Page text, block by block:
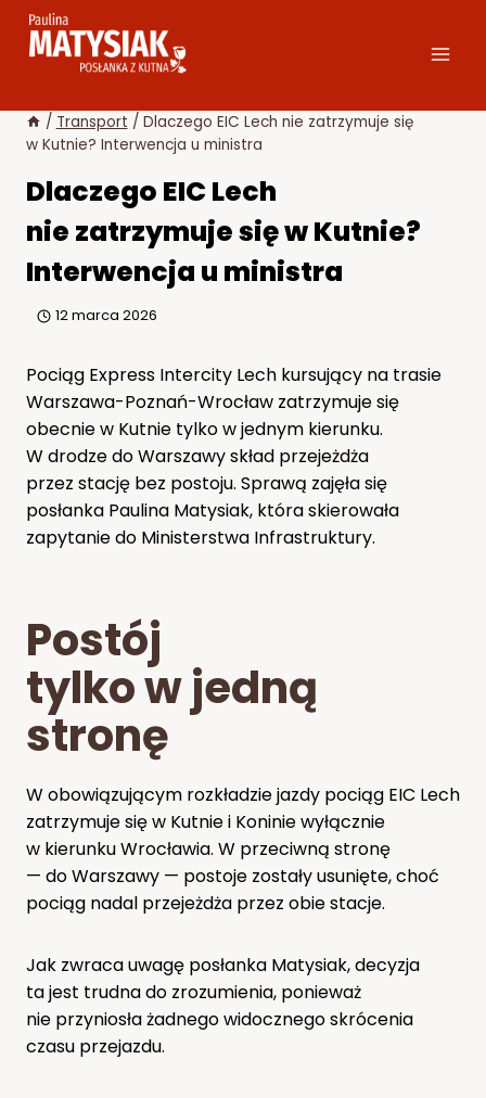
Przejdź
/ Transport / Dlaczego EIC Lech nie zatrzymuje się
w Kutnie? Interwencja u ministra
Dlaczego EIC Lech
nie zatrzymuje się w Kutnie?
Interwencja u ministra
12 marca 2026
Pociąg Express Intercity Lech kursujący na trasie
Warszawa-Poznań-Wrocław zatrzymuje się
obecnie w Kutnie tylko w jednym kierunku.
W drodze do Warszawy skład przejeżdża
przez stację bez postoju. Sprawą zajęła się
posłanka Paulina Matysiak, która skierowała
zapytanie do Ministerstwa Infrastruktury.
Postój
tylko w jedną
stronę
W obowiązującym rozkładzie jazdy pociąg EIC Lech
zatrzymuje się w Kutnie i Koninie wyłącznie
w kierunku Wrocławia. W przeciwną stronę
— do Warszawy — postoje zostały usunięte, choć
pociąg nadal przejeżdża przez obie stacje.
Jak zwraca uwagę posłanka Matysiak, decyzja
ta jest trudna do zrozumienia, ponieważ
nie przyniosła żadnego widocznego skrócenia
czasu przejazdu.